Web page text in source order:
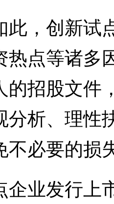
，创新试
热点等诸多
的招股文件
分析、理性
不必要的损
业发行上